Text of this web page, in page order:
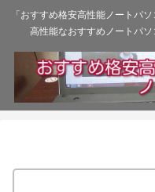
「おすすめ格安高性能ノートパ
高性能なおすすめノートパソ